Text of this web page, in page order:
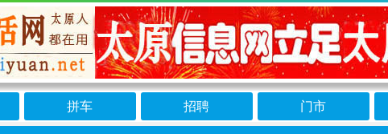
拼车 招聘 门市